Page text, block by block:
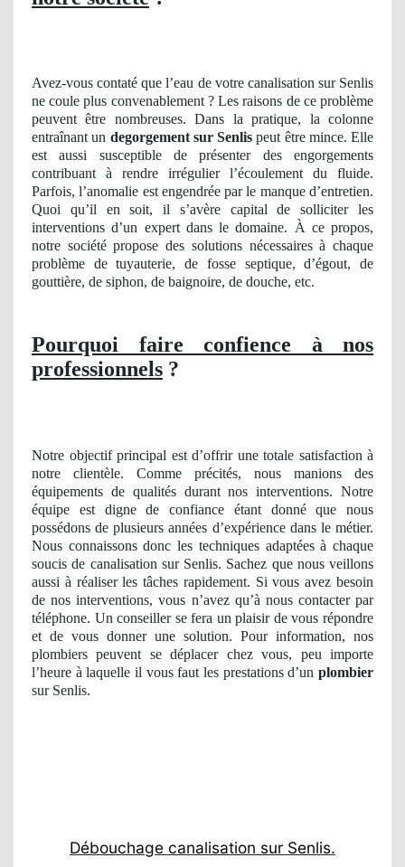
Avez-vous contaté que l’eau de votre canalisation sur Senlis
ne coule plus convenablement ? Les raisons de ce problème
peuvent être nombreuses. Dans la pratique, la colonne
entraînant un degorgement sur Senlis peut être mince. Elle
est aussi susceptible de présenter des engorgements
contribuant à rendre irrégulier l’écoulement du fluide.
Parfois, l’anomalie est engendrée par le manque d’entretien.
Quoi qu’il en soit, il s’avère capital de solliciter les
interventions d’un expert dans le domaine. À ce propos,
notre société propose des solutions nécessaires à chaque
problème de tuyauterie, de fosse septique, d’égout, de
gouttière, de siphon, de baignoire, de douche, etc.
Pourquoi faire confience à nos
professionnels ?
Notre objectif principal est d’offrir une totale satisfaction à
notre clientèle. Comme précités, nous manions des
équipements de qualités durant nos interventions. Notre
équipe est digne de confiance étant donné que nous
possédons de plusieurs années d’expérience dans le métier.
Nous connaissons donc les techniques adaptées à chaque
soucis de canalisation sur Senlis. Sachez que nous veillons
aussi à réaliser les tâches rapidement. Si vous avez besoin
de nos interventions, vous n’avez qu’à nous contacter par
téléphone. Un conseiller se fera un plaisir de vous répondre
et de vous donner une solution. Pour information, nos
plombiers peuvent se déplacer chez vous, peu importe
l’heure à laquelle il vous faut les prestations d’un plombier
sur Senlis.
Débouchage canalisation sur Senlis.